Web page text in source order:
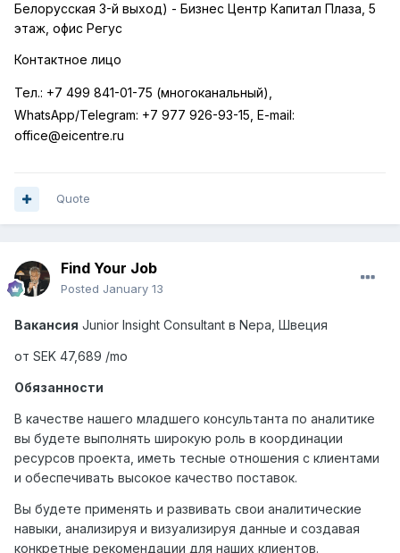
Белорусская 3-й выход) - Бизнес Центр Капитал Плаза, 5
этаж, офис Регус
Контактное лицо
Тел.: +7 499 841-01-75 (многоканальный),
WhatsApp/Telegram: +7 977 926-93-15, E-mail:
office@eicentre.ru
Quote
Find Your Job
Posted January 13
Вакансия Junior Insight Consultant в Nepa, Швеция
от SEK 47,689 /mo
Обязанности
В качестве нашего младшего консультанта по аналитике
вы будете выполнять широкую роль в координации
ресурсов проекта, иметь тесные отношения с клиентами
и обеспечивать высокое качество поставок.
Вы будете применять и развивать свои аналитические
навыки, анализируя и визуализируя данные и создавая
конкретные рекомендации для наших клиентов.